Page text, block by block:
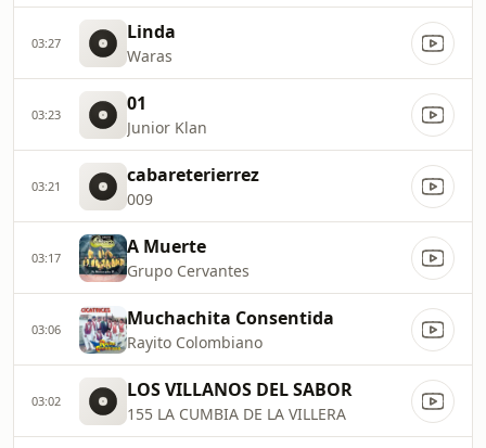
03:27 Linda
Waras
03:23 01
Junior Klan
03:21 cabareterierrez
009
03:17 A Muerte
Grupo Cervantes
03:06 Muchachita Consentida
Rayito Colombiano
03:02 LOS VILLANOS DEL SABOR
155 LA CUMBIA DE LA VILLERA